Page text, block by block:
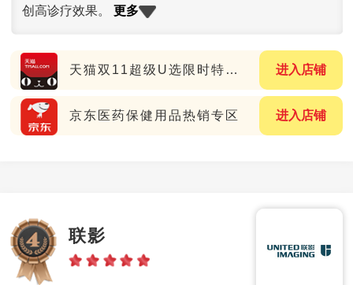
创高诊疗效果。更多
天猫双11超级U选限时特惠专场 进入店铺
京东医药保健用品热销专区 进入店铺
联影